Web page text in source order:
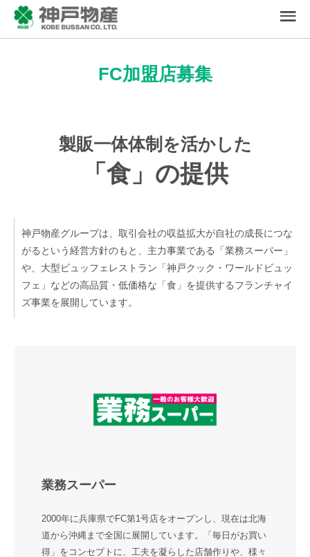
FC加盟店募集
製販一体体制を活かした
「食」の提供
神戸物産グループは、取引会社の収益拡大が自社の成長につな
がるという経営方針のもと、主力事業である「業務スーパー」
や、大型ビュッフェレストラン「神戸クック・ワールドビュッ
フェ」などの高品質・低価格な「食」を提供するフランチャイ
ズ事業を展開しています。
業務スーパー
2000年に兵庫県でFC第1号店をオープンし、現在は北海
道から沖縄まで全国に展開しています。「毎日がお買い
得」をコンセプトに、工夫を凝らした店舗作りや、様々